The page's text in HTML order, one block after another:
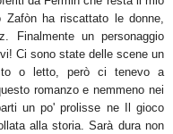
Zafòn ha riscattato le donne,
Finalmente un personaggio
Ci sono state delle scene un
o letto, però ci tenevo a
romanzo e nemmeno nei
un po' prolisse ne Il gioco
alla storia. Sarà dura non